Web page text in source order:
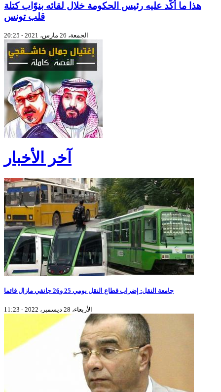
هذا ما أكّد عليه رئيس الحكومة خلال لقائه بنوّاب كتلة
قلب تونس
الجمعة، 26 مارس، 2021 - 20:25
آخر الأخبار
جامعة النقل: إضراب قطاع النقل يومي 25 و26 جانفي مازال قائما
الأربعاء، 28 ديسمبر، 2022 - 11:23